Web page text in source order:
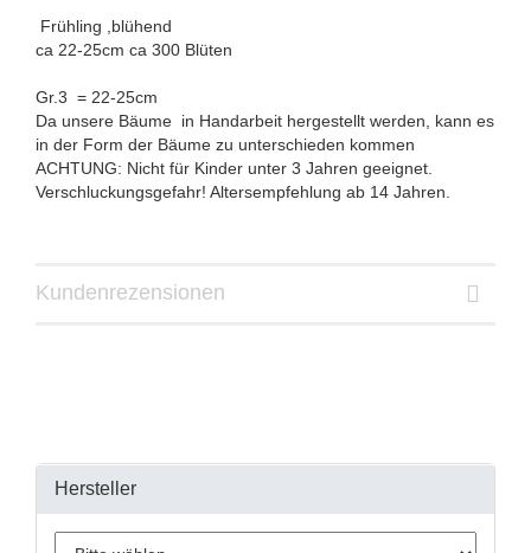
Frühling ,blühend
ca 22-25cm ca 300 Blüten
Gr.3 = 22-25cm
Da unsere Bäume in Handarbeit hergestellt werden, kann es
in der Form der Bäume zu unterschieden kommen
ACHTUNG: Nicht für Kinder unter 3 Jahren geeignet.
Verschluckungsgefahr! Altersempfehlung ab 14 Jahren.
Kundenrezensionen
Hersteller